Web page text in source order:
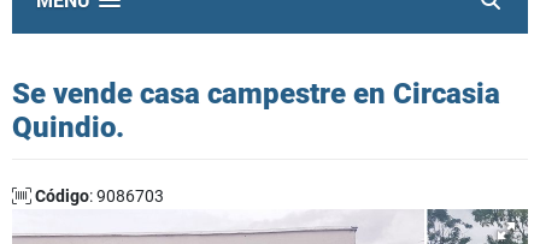
Se vende casa campestre en Circasia
Quindio.
Código: 9086703